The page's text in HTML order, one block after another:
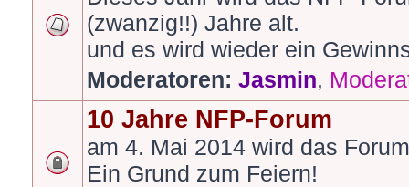
(zwanzig!!) Jahre alt.
und es wird wieder ein
Moderatoren: Jasmin,
10 Jahre NFP-Forum
am 4. Mai 2014 wird das
Ein Grund zum Feiern!